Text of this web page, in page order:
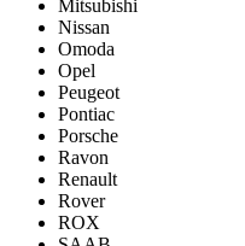
Mitsubishi
Nissan
Omoda
Opel
Peugeot
Pontiac
Porsсhe
Ravon
Renault
Rover
ROX